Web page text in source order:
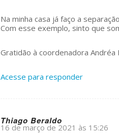
Na minha casa já faço a
Com esse exemplo, sinto que
Gratidão à coordenadora Andréa
Acesse para responder
Thiago Beraldo
16 de março de 2021 às 15:26